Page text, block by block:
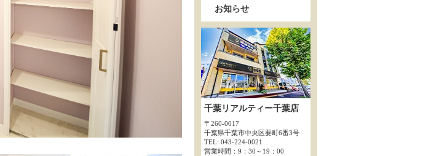
お知らせ
千葉リアルティー千葉店
〒260-0017
千葉県千葉市中央区要町6番3号
TEL: 043-224-0021
営業時間：9：30～19：00